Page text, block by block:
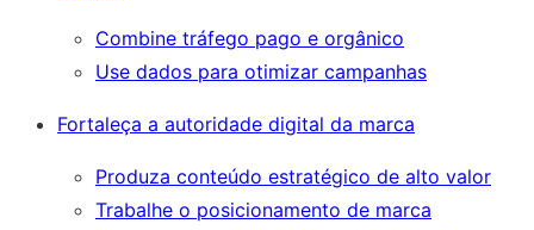
Combine tráfego pago e orgânico
Use dados para otimizar campanhas
Fortaleça a autoridade digital da marca
Produza conteúdo estratégico de alto valor
Trabalhe o posicionamento de marca